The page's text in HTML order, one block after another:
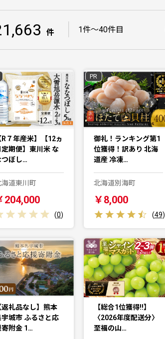
件 1件〜40件目
R７年産米】【12ヵ
定期便】東川米 な
つぼし…
海道東川町
204,000
(0)
PR
御礼！ランキング第1
位獲得！訳あり 北海
道産 冷凍…
北海道別海町
￥8,000
(49)
返礼品なし】熊本
宇城市 ふるさと応
寄附金 1…
【総合1位獲得!!】
〈2026年度配送分〉
至福の山…